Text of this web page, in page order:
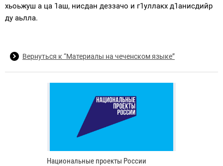
хьоьжуш а ца 1аш, нисдан деззачо и г1уллакх д1анисдийр
ду аьлла.
Вернуться к “Материалы на чеченском языке”
Национальные проекты России